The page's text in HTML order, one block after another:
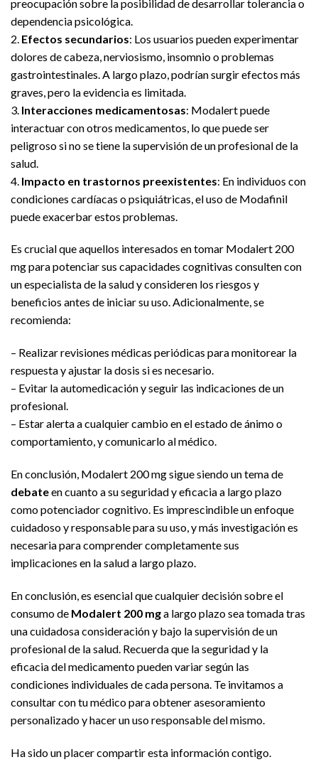
preocupación sobre la posibilidad de desarrollar tolerancia o
dependencia psicológica.
2. Efectos secundarios: Los usuarios pueden experimentar
dolores de cabeza, nerviosismo, insomnio o problemas
gastrointestinales. A largo plazo, podrían surgir efectos más
graves, pero la evidencia es limitada.
3. Interacciones medicamentosas: Modalert puede
interactuar con otros medicamentos, lo que puede ser
peligroso si no se tiene la supervisión de un profesional de la
salud.
4. Impacto en trastornos preexistentes: En individuos con
condiciones cardíacas o psiquiátricas, el uso de Modafinil
puede exacerbar estos problemas.
Es crucial que aquellos interesados en tomar Modalert 200
mg para potenciar sus capacidades cognitivas consulten con
un especialista de la salud y consideren los riesgos y
beneficios antes de iniciar su uso. Adicionalmente, se
recomienda:
– Realizar revisiones médicas periódicas para monitorear la
respuesta y ajustar la dosis si es necesario.
– Evitar la automedicación y seguir las indicaciones de un
profesional.
– Estar alerta a cualquier cambio en el estado de ánimo o
comportamiento, y comunicarlo al médico.
En conclusión, Modalert 200 mg sigue siendo un tema de
debateen cuanto a su seguridad y eficacia a largo plazo
como potenciador cognitivo. Es imprescindible un enfoque
cuidadoso y responsable para su uso, y más investigación es
necesaria para comprender completamente sus
implicaciones en la salud a largo plazo.
En conclusión, es esencial que cualquier decisión sobre el
consumo de Modalert 200 mga largo plazo sea tomada tras
una cuidadosa consideración y bajo la supervisión de un
profesional de la salud. Recuerda que la seguridad y la
eficacia del medicamento pueden variar según las
condiciones individuales de cada persona. Te invitamos a
consultar con tu médico para obtener asesoramiento
personalizado y hacer un uso responsable del mismo.
Ha sido un placer compartir esta información contigo.